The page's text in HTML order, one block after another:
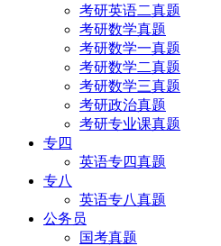
考研英语二真题
考研数学真题
考研数学一真题
考研数学二真题
考研数学三真题
考研政治真题
考研专业课真题
专四
英语专四真题
专八
英语专八真题
公务员
国考真题